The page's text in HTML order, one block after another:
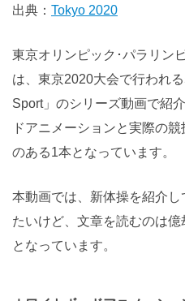
出典： Tokyo 2020
東京オリンピック･パラリン
は、東京2020大会で行われ
Sport」のシリーズ動画で紹
ドアニメーションと実際の
のある1本となっています。
本動画では、新体操を紹介
たいけど、文章を読むのは
となっています。